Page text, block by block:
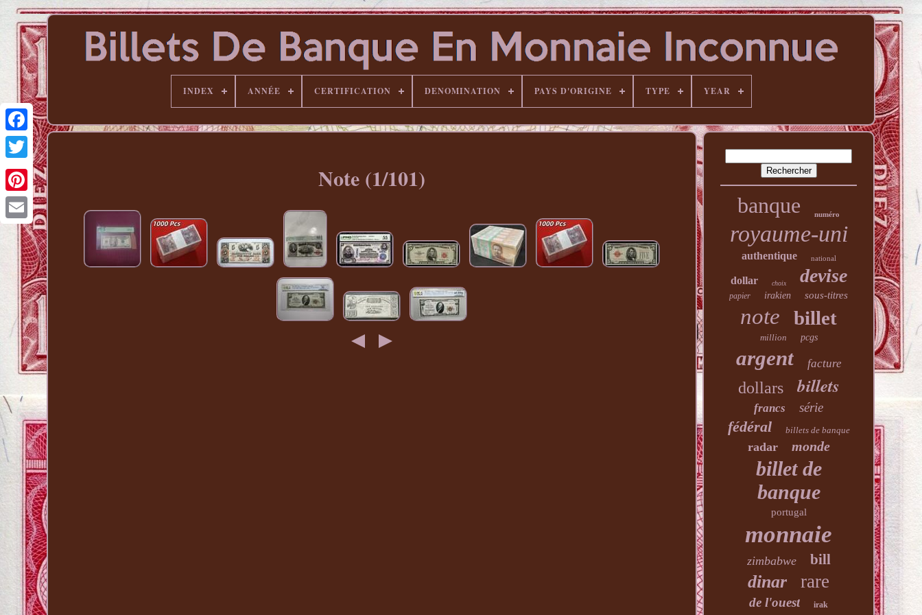
Pinterest
INDEX ANNÉE CERTIFICATION DENOMINATION PAYS D'ORIGINE TYPE YEAR
Note (1/101)
banque numéro
royaume-uni
authentique national
dollar choix devise
papier irakien sous-titres
note billet
million pcgs
argent facture
dollars billets
francs série
fédéral billets de banque
radar monde
billet de
banque
portugal
monnaie
zimbabwe bill
dinar rare
de l'ouest irak